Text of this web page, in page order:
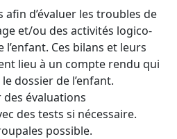
afin d’évaluer les troubles de
et/ou des activités logico-
Ces bilans et leurs
lieu à un compte rendu qui
dossier de l’enfant.
évaluations
des tests si nécessaire.
possible.